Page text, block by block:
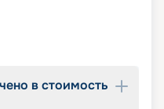
в стоимость